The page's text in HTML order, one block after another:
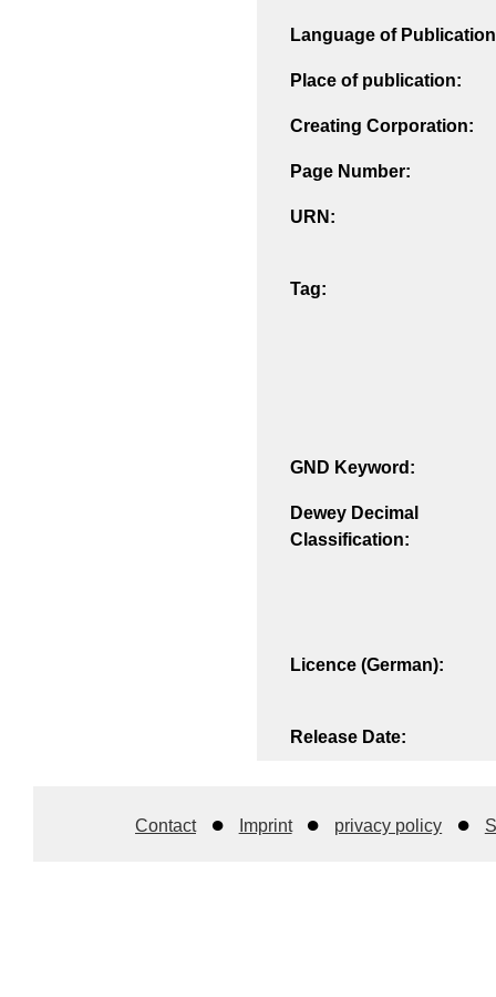
Language of
Place of publication:
Creating Corporation:
Page Number:
URN:
Tag:
GND Keyword:
Dewey Decimal
Classification:
Licence (German):
Release Date:
Contact Imprint privacy policy